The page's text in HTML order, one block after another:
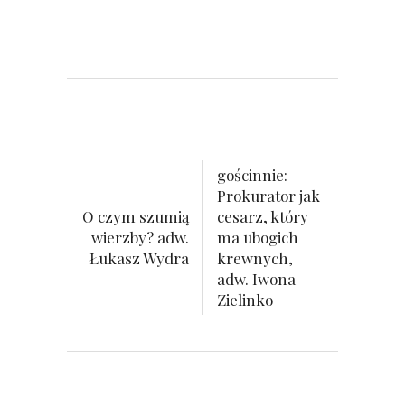
O czym szumią
wierzby? adw.
Łukasz Wydra
gościnnie:
Prokurator jak
cesarz, który
ma ubogich
krewnych,
adw. Iwona
Zielinko